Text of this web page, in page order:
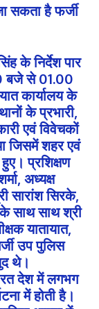
सकता है फर्जी
के निर्देश पार
बजे से 01.00
कार्यालय के
के प्रभारी,
एवं विवेचकों
जिसमें शहर एवं
प्रशिक्षण
अध्यक्ष
सारांश सिरके,
साथ साथ श्री
यातायात,
उप पुलिस
थे।
देश में लगभग
में होती है।